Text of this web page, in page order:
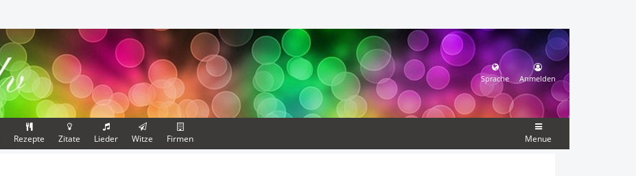
Sprache Anmelden
Rezepte Zitate Lieder Witze Firmen Menue